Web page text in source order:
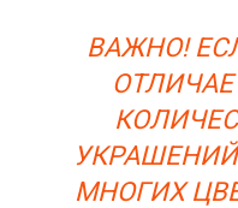
ВАЖНО!
МНОГИХ